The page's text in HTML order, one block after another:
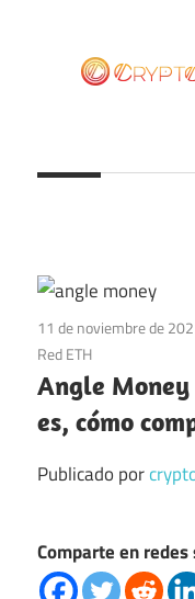
contenido
11 de noviembre de
Red ETH
Angle Money
es, cómo
Publicado por
Comparte en